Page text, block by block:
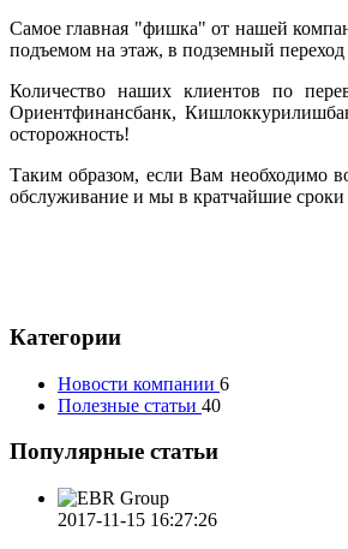
Самое главная "фишка" от нашей
подъемом на этаж, в подземный переход
Количество наших клиентов по
Ориентфинансбанк,
осторожность!
Таким образом, если Вам необходимо
обслуживание и мы в кратчайшие сроки
Категории
Новости компании 6
Полезные статьи 40
Популярные статьи
2017-11-15 16:27:26